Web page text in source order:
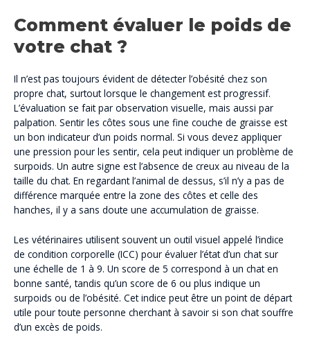
Comment évaluer le poids de
votre chat ?
Il n’est pas toujours évident de détecter l’obésité chez son
propre chat, surtout lorsque le changement est progressif.
L’évaluation se fait par observation visuelle, mais aussi par
palpation. Sentir les côtes sous une fine couche de graisse est
un bon indicateur d’un poids normal. Si vous devez appliquer
une pression pour les sentir, cela peut indiquer un problème de
surpoids. Un autre signe est l’absence de creux au niveau de la
taille du chat. En regardant l’animal de dessus, s’il n’y a pas de
différence marquée entre la zone des côtes et celle des
hanches, il y a sans doute une accumulation de graisse.
Les vétérinaires utilisent souvent un outil visuel appelé l’indice
de condition corporelle (ICC) pour évaluer l’état d’un chat sur
une échelle de 1 à 9. Un score de 5 correspond à un chat en
bonne santé, tandis qu’un score de 6 ou plus indique un
surpoids ou de l’obésité. Cet indice peut être un point de départ
utile pour toute personne cherchant à savoir si son chat souffre
d’un excès de poids.